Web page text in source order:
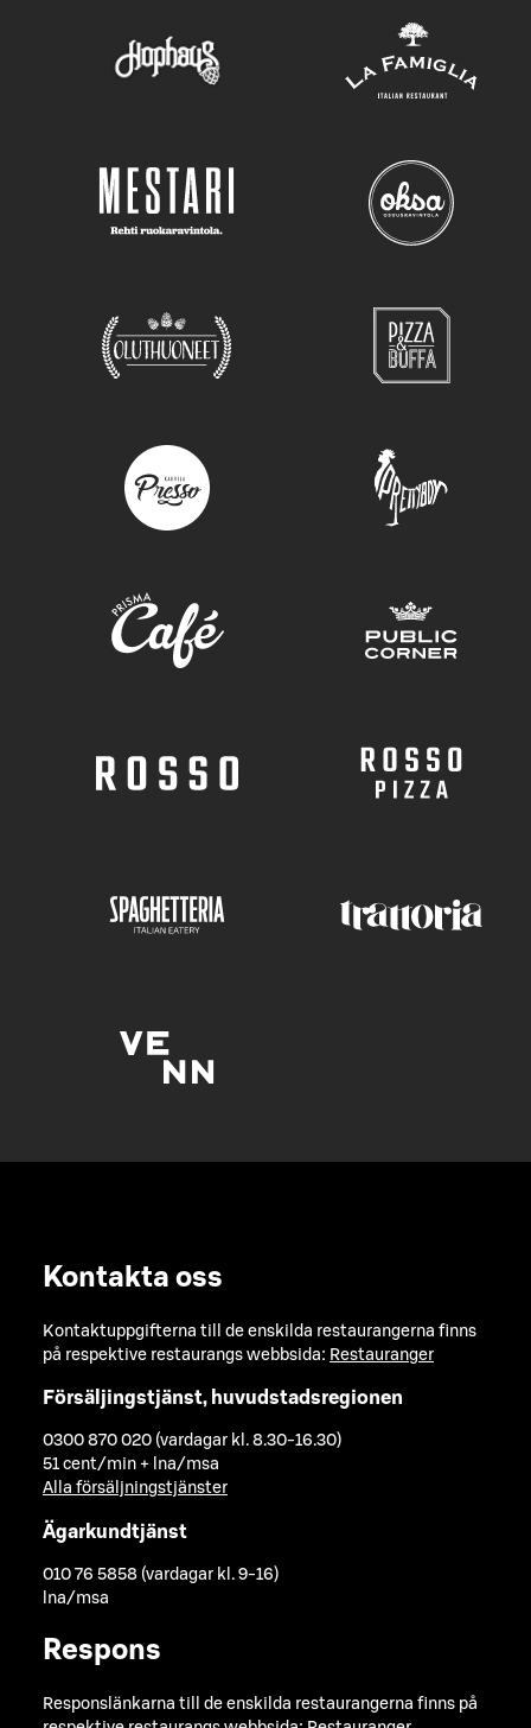
Kontakta oss
Kontaktuppgifterna till de enskilda restaurangerna finns
på respektive restaurangs webbsida: Restauranger
Försäljingstjänst, huvudstadsregionen
0300 870 020 (vardagar kl. 8.30-16.30)
51 cent/min + lna/msa
Alla försäljningstjänster
Ägarkundtjänst
010 76 5858 (vardagar kl. 9-16)
lna/msa
Respons
Responslänkarna till de enskilda restaurangerna finns på